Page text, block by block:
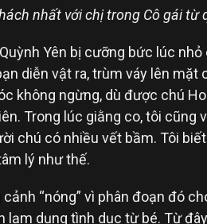
nhất với chị trong Cô gái từ
Yên bị cưỡng bức lúc
diễn vật ra, trùm váy lên mặt
không ngừng, dù được chú
Trong lúc giằng co, tôi cũng
chú có nhiều vết bầm. Tôi
lý như thế.
“nóng” vì phân đoạn đó
lạm dụng tình dục từ bé. Từ